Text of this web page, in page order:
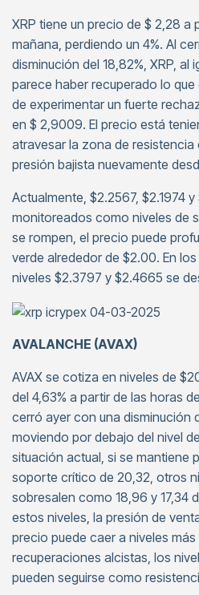
XRP tiene un precio de $ 2,28 a
mañana, perdiendo un 4%. Al
disminución del 18,82%, XRP, al
parece haber recuperado lo
de experimentar un fuerte
en $ 2,9009. El precio está
atravesar la zona de
presión bajista nuevamente
Actualmente, $2.2567, $2.1974 y
monitoreados como niveles de
se rompen, el precio puede
verde alrededor de $2.00. En
niveles $2.3797 y $2.4665 se
AVALANCHE (AVAX)
AVAX se cotiza en niveles de
del 4,63% a partir de las horas
cerró ayer con una disminución
moviendo por debajo del nivel
situación actual, si se mantiene
soporte crítico de 20,32, otros
sobresalen como 18,96 y 17,34
estos niveles, la presión de
precio puede caer a niveles más
recuperaciones alcistas, los
pueden seguirse como